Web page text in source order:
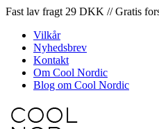
Fast lav fragt 29 DKK // Gratis
Vilkår
Nyhedsbrev
Kontakt
Om Cool Nordic
Blog om Cool Nordic